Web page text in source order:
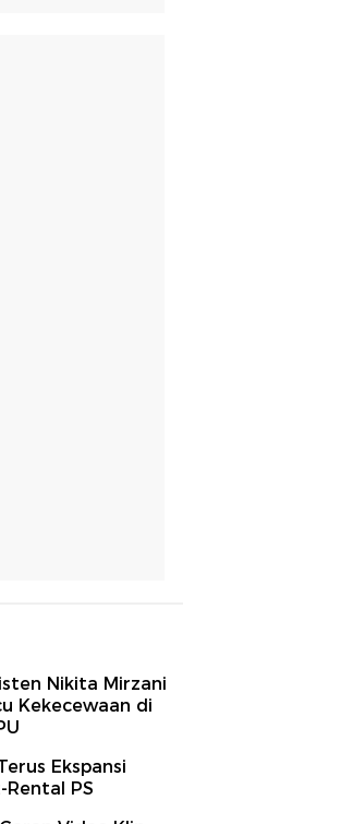
Nikita Mirzani
Kekecewaan di
Ekspansi
Rental PS